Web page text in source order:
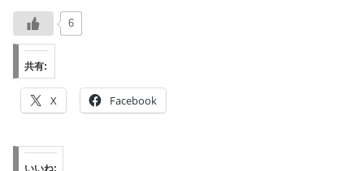
6
共有:
X Facebook